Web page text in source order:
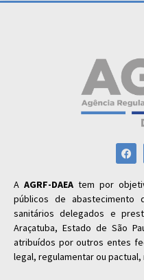
A AGRF-DAEAtem por
públicos de abastecimento
sanitários delegados e
Araçatuba, Estado de São
atribuídos por outros entes
legal, regulamentar ou